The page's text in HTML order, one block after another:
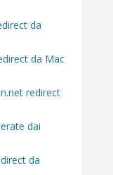
da
da Mac
redirect
dai
da